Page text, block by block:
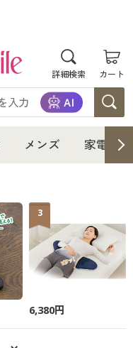
詳細検索 カート
メンズ 家電・
3
6,380円